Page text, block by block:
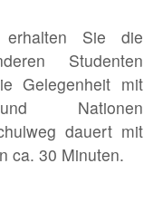
erhalten Sie die
Studenten
Gelegenheit mit
Nationen
dauert mit
ca. 30 Minuten.